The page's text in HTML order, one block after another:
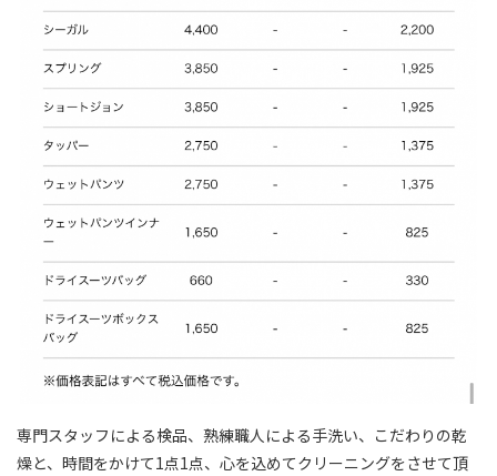
専門スタッフによる検品、熟練職人による手洗い、こだわりの乾
燥と、時間をかけて1点1点、心を込めてクリーニングをさせて頂